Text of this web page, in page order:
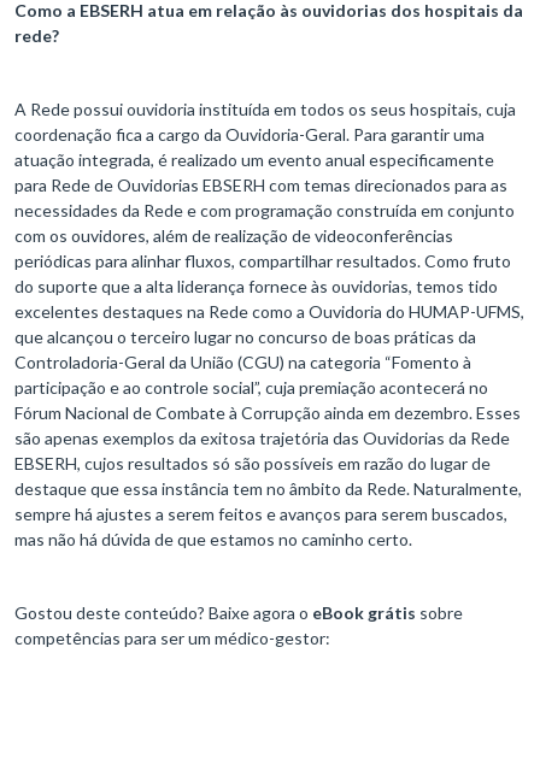
Como a EBSERH atua em relação às ouvidorias dos hospitais da
rede?
A Rede possui ouvidoria instituída em todos os seus hospitais, cuja
coordenação fica a cargo da Ouvidoria-Geral. Para garantir uma
atuação integrada, é realizado um evento anual especificamente
para Rede de Ouvidorias EBSERH com temas direcionados para as
necessidades da Rede e com programação construída em conjunto
com os ouvidores, além de realização de videoconferências
periódicas para alinhar fluxos, compartilhar resultados. Como fruto
do suporte que a alta liderança fornece às ouvidorias, temos tido
excelentes destaques na Rede como a Ouvidoria do HUMAP-UFMS,
que alcançou o terceiro lugar no concurso de boas práticas da
Controladoria-Geral da União (CGU) na categoria “Fomento à
participação e ao controle social”, cuja premiação acontecerá no
Fórum Nacional de Combate à Corrupção ainda em dezembro. Esses
são apenas exemplos da exitosa trajetória das Ouvidorias da Rede
EBSERH, cujos resultados só são possíveis em razão do lugar de
destaque que essa instância tem no âmbito da Rede. Naturalmente,
sempre há ajustes a serem feitos e avanços para serem buscados,
mas não há dúvida de que estamos no caminho certo.
Gostou deste conteúdo? Baixe agora o eBook grátis sobre
competências para ser um médico-gestor: